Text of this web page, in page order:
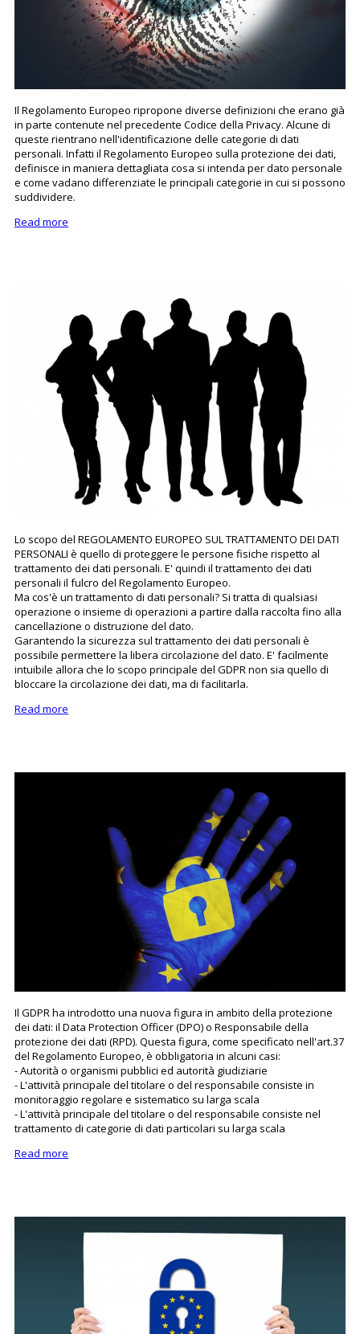
Il Regolamento Europeo ripropone diverse definizioni che erano già
in parte contenute nel precedente Codice della Privacy. Alcune di
queste rientrano nell'identificazione delle categorie di dati
personali. Infatti il Regolamento Europeo sulla protezione dei dati,
definisce in maniera dettagliata cosa si intenda per dato personale
e come vadano differenziate le principali categorie in cui si possono
suddividere.
Read more
Lo scopo del REGOLAMENTO EUROPEO SUL TRATTAMENTO DEI DATI
PERSONALI è quello di proteggere le persone fisiche rispetto al
trattamento dei dati personali. E' quindi il trattamento dei dati
personali il fulcro del Regolamento Europeo.
Ma cos'è un trattamento di dati personali? Si tratta di qualsiasi
operazione o insieme di operazioni a partire dalla raccolta fino alla
cancellazione o distruzione del dato.
Garantendo la sicurezza sul trattamento dei dati personali è
possibile permettere la libera circolazione del dato. E' facilmente
intuibile allora che lo scopo principale del GDPR non sia quello di
bloccare la circolazione dei dati, ma di facilitarla.
Read more
Il GDPR ha introdotto una nuova figura in ambito della protezione
dei dati: il Data Protection Officer (DPO) o Responsabile della
protezione dei dati (RPD). Questa figura, come specificato nell'art.37
del Regolamento Europeo, è obbligatoria in alcuni casi:
- Autorità o organismi pubblici ed autorità giudiziarie
- L'attività principale del titolare o del responsabile consiste in
monitoraggio regolare e sistematico su larga scala
- L'attività principale del titolare o del responsabile consiste nel
trattamento di categorie di dati particolari su larga scala
Read more